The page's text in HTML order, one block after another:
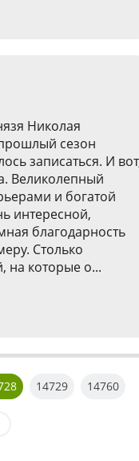
Николая
сезон
записаться. И
Великолепный
и богатой
интересной,
благодарность
Столько
на которые о...
14729 14760